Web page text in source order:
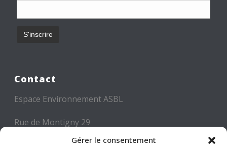
Gérer le consentement
Contact
Espace Environnement ASBL
Rue de Montigny 29
6000 CHARLEROI